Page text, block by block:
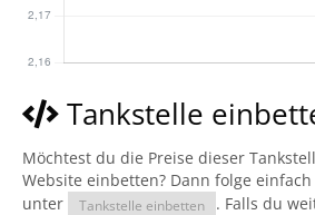
Tankstelle
Möchtest du die Preise dieser
Website einbetten? Dann folge
unter
Tankstelle einbetten
. Falls du